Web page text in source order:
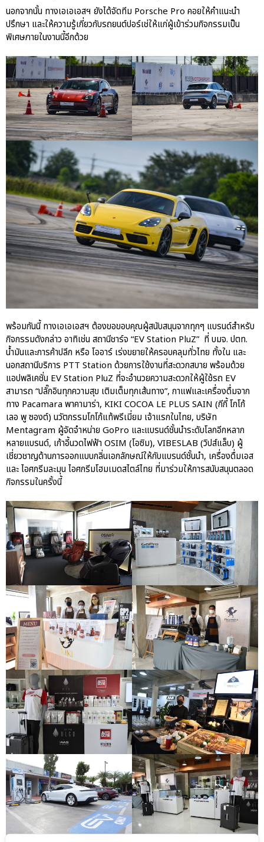
นอกจากนั้น ทางเอเอเอสฯ ยังได้จัดทีม Porsche Pro คอยให้คำแนะนำ
ปรึกษา และให้ความรู้เกี่ยวกับรถยนต์ปอร์เช่ให้แก่ผู้เข้าร่วมกิจกรรมเป็น
พิเศษภายในงานนี้อีกด้วย
พร้อมกันนี้ ทางเอเอเอสฯ ต้องขอขอบคุณผู้สนับสนุนจากทุกๆ แบรนด์สำหรับ
กิจกรรมดังกล่าว อาทิเช่น สถานีชาร์จ “EV Station PluZ” ที่ บมจ. ปตท.
น้ำมันและการค้าปลีก หรือ โออาร์ เร่งขยายให้ครอบคลุมทั่วไทย ทั้งใน และ
นอกสถานีบริการ PTT Station ด้วยการใช้งานที่สะดวกสบาย พร้อมด้วย
แอปพลิเคชั่น EV Station PluZ ที่จะอำนวยความสะดวกให้ผู้ใช้รถ EV
สามารถ “ปลั๊กอินทุกความสุข เติมเต็มทุกเส้นทาง”, กาแฟและเครื่องดื่มจาก
ทาง Pacamara พาคามาร่า, KIKI COCOA LE PLUS SAIN (กีกี้ โกโก้
เลอ พู ซองต์) นวัตกรรมโกโก้แท้พรีเมี่ยม เจ้าแรกในไทย, บริษัท
Mentagram ผู้จัดจำหน่าย GoPro และแบรนด์ชั้นนำระดับโลกอีกหลาก
หลายแบรนด์, เก้าอี้นวดไฟฟ้า OSIM (โอซิม), VIBESLAB (วิปส์แล็บ) ผู้
เชี่ยวชาญด้านการออกแบบกลิ่นเอกลักษณ์ให้กับแบรนด์ชั้นนำ, เครื่องดื่มเอส
และ ไอศกรีมละมุน ไอศกรีมโฮมเมดสไตล์ไทย ที่มาร่วมให้การสนับสนุนตลอด
กิจกรรมในครั้งนี้